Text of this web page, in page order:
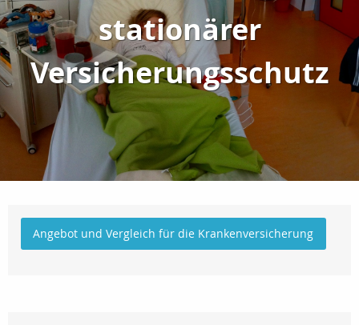
stationärer
Versicherungsschutz
Angebot und Vergleich für die Krankenversicherung